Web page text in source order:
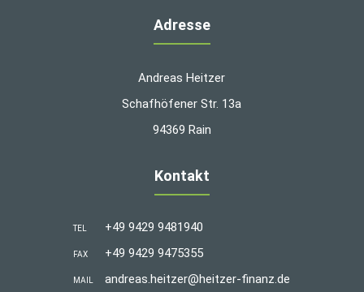
Adresse
Andreas Heitzer
Schafhöfener Str. 13a
94369 Rain
Kontakt
TEL +49 9429 9481940
FAX +49 9429 9475355
MAIL andreas.heitzer@heitzer-finanz.de